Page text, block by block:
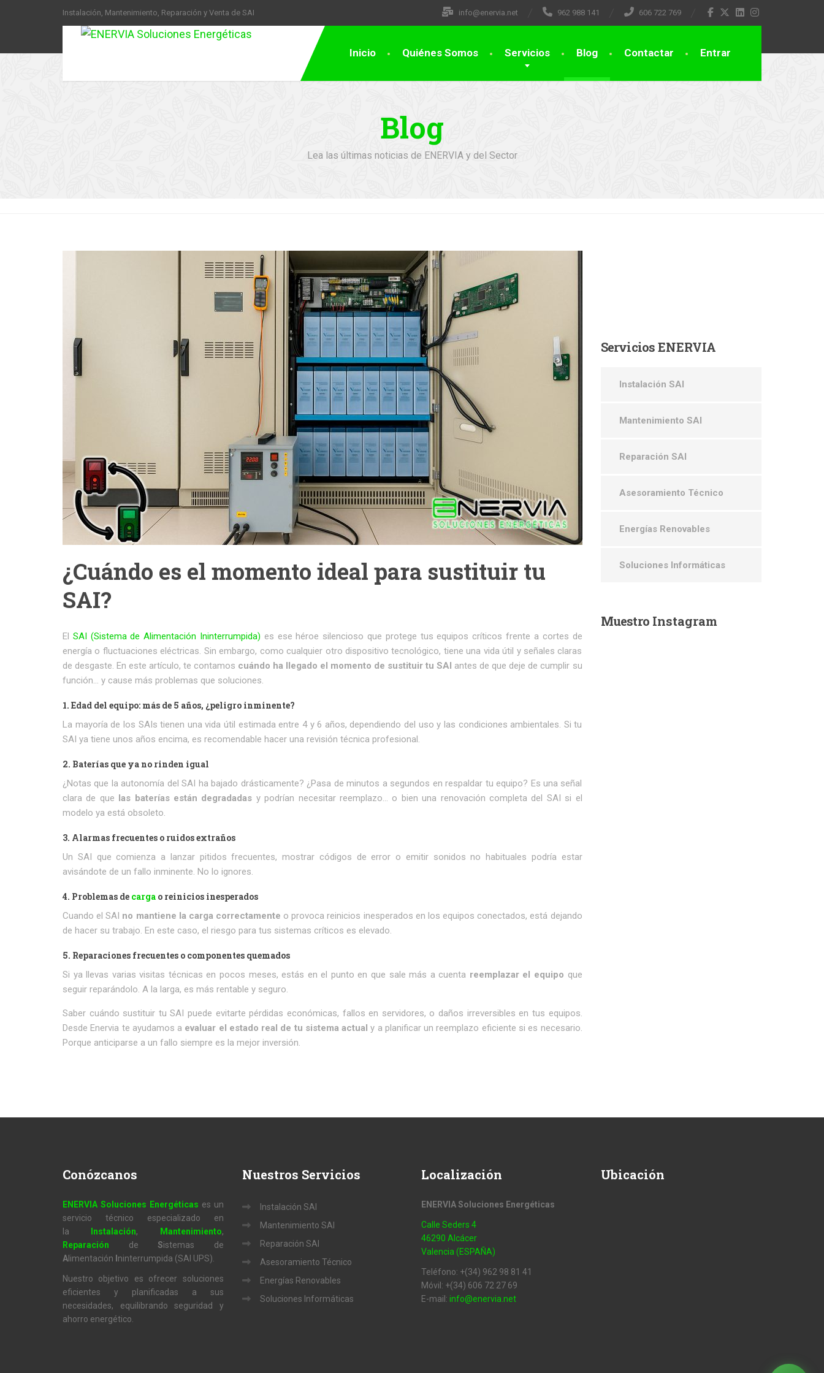
Instalación, Mantenimiento, Reparación y Venta de SAI info@enervia.net 962 988 141 606 722 769
Inicio Quiénes Somos Servicios Blog Contactar Entrar
Blog
Lea las últimas noticias de ENERVIA y del Sector
¿Cuándo es el momento ideal para sustituir tu
SAI?
El SAI (Sistema de Alimentación Ininterrumpida) es ese héroe silencioso que protege tus equipos críticos frente a cortes de
energía o fluctuaciones eléctricas. Sin embargo, como cualquier otro dispositivo tecnológico, tiene una vida útil y señales claras
de desgaste. En este artículo, te contamos cuándo ha llegado el momento de sustituir tu SAI antes de que deje de cumplir su
función… y cause más problemas que soluciones.
1. Edad del equipo: más de 5 años, ¿peligro inminente?
La mayoría de los SAIs tienen una vida útil estimada entre 4 y 6 años, dependiendo del uso y las condiciones ambientales. Si tu
SAI ya tiene unos años encima, es recomendable hacer una revisión técnica profesional.
2. Baterías que ya no rinden igual
¿Notas que la autonomía del SAI ha bajado drásticamente? ¿Pasa de minutos a segundos en respaldar tu equipo? Es una señal
clara de que las baterías están degradadas y podrían necesitar reemplazo… o bien una renovación completa del SAI si el
modelo ya está obsoleto.
3. Alarmas frecuentes o ruidos extraños
Un SAI que comienza a lanzar pitidos frecuentes, mostrar códigos de error o emitir sonidos no habituales podría estar
avisándote de un fallo inminente. No lo ignores.
4. Problemas de carga o reinicios inesperados
Cuando el SAI no mantiene la carga correctamente o provoca reinicios inesperados en los equipos conectados, está dejando
de hacer su trabajo. En este caso, el riesgo para tus sistemas críticos es elevado.
5. Reparaciones frecuentes o componentes quemados
Si ya llevas varias visitas técnicas en pocos meses, estás en el punto en que sale más a cuenta reemplazar el equipo que
seguir reparándolo. A la larga, es más rentable y seguro.
Saber cuándo sustituir tu SAI puede evitarte pérdidas económicas, fallos en servidores, o daños irreversibles en tus equipos.
Desde Enervia te ayudamos a evaluar el estado real de tu sistema actual y a planificar un reemplazo eficiente si es necesario.
Porque anticiparse a un fallo siempre es la mejor inversión.
ServiciosENERVIA
Instalación SAI
Mantenimiento SAI
Reparación SAI
Asesoramiento Técnico
Energías Renovables
Soluciones Informáticas
MuestroInstagram
Conózcanos
ENERVIA Soluciones Energéticas es un
servicio técnico especializado en
la
Instalación, Mantenimiento,
Reparación
de Sistemas de
A limentación ninterrumpida (SAI UPS).
Nuestro objetivo es ofrecer soluciones
eficientes y planificadas a sus
necesidades, equilibrando seguridad y
ahorro energético.
Nuestros Servicios
Instalación SAI
Mantenimiento SAI
Reparación SAI
Asesoramiento Técnico
Energías Renovables
Soluciones Informáticas
Localización
ENERVIA Soluciones Energéticas
Calle Seders 4
46290 Alcácer
Valencia (ESPAÑA)
Teléfono: +(34) 962 98 81 41
Móvil: +(34) 606 72 27 69
E-mail: info@enervia.net
Ubicación